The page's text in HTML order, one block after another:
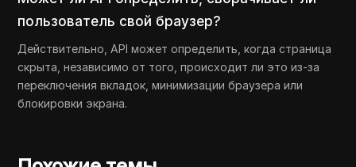
пользователь свой браузер?
Действительно, API может определить, когда страница
скрыта, независимо от того, происходит ли это из-за
переключения вкладок, минимизации браузера или
блокировки экрана.